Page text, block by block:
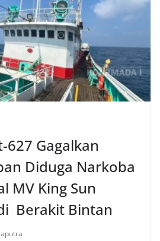
627 Gagalkan
Diduga Narkoba
MV King Sun
Berakit Bintan